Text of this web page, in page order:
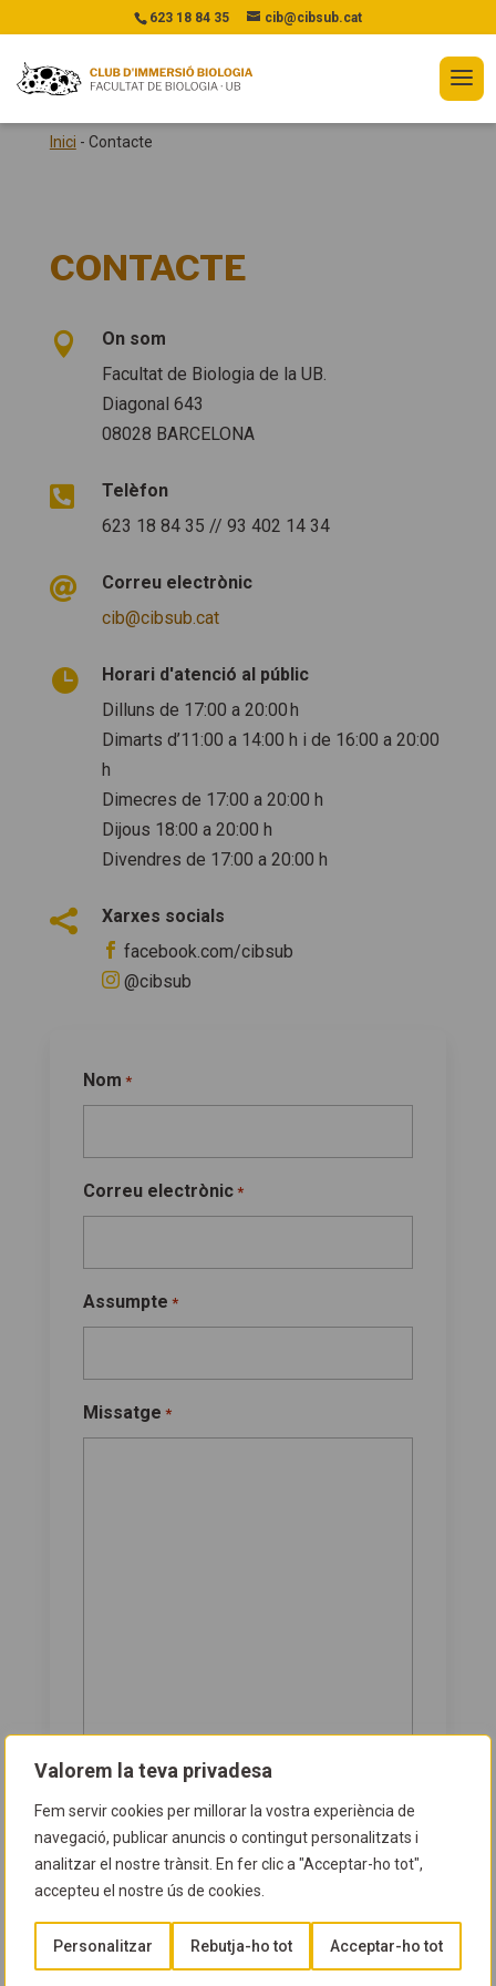
Valorem la teva privadesa
Fem servir cookies per millorar la vostra experiència de
navegació, publicar anuncis o contingut personalitzats i
analitzar el nostre trànsit. En fer clic a "Acceptar-ho tot",
accepteu el nostre ús de cookies.
Personalitzar Rebutja-ho tot Acceptar-ho tot
623 18 84 35 cib@cibsub.cat
Inici - Contacte
CONTACTE

On som
Facultat de Biologia de la UB.
Diagonal 643
08028 BARCELONA

Telèfon
623 18 84 35 // 93 402 14 34

Correu electrònic
cib@cibsub.cat

Horari d'atenció al públic
Dilluns de 17:00 a 20:00 h
Dimarts d’11:00 a 14:00 h i de 16:00 a 20:00
h
Dimecres de 17:00 a 20:00 h
Dijous 18:00 a 20:00 h
Divendres de 17:00 a 20:00 h
 Xarxes socials
 facebook.com/cibsub
 @cibsub
Nom *
Correu electrònic *
Assumpte *
Missatge *
personals
Consent
He llegit i accepto lapolítica de
INFORMACIÓ BÀSICA DE PROTECCIÓ DE
DADES